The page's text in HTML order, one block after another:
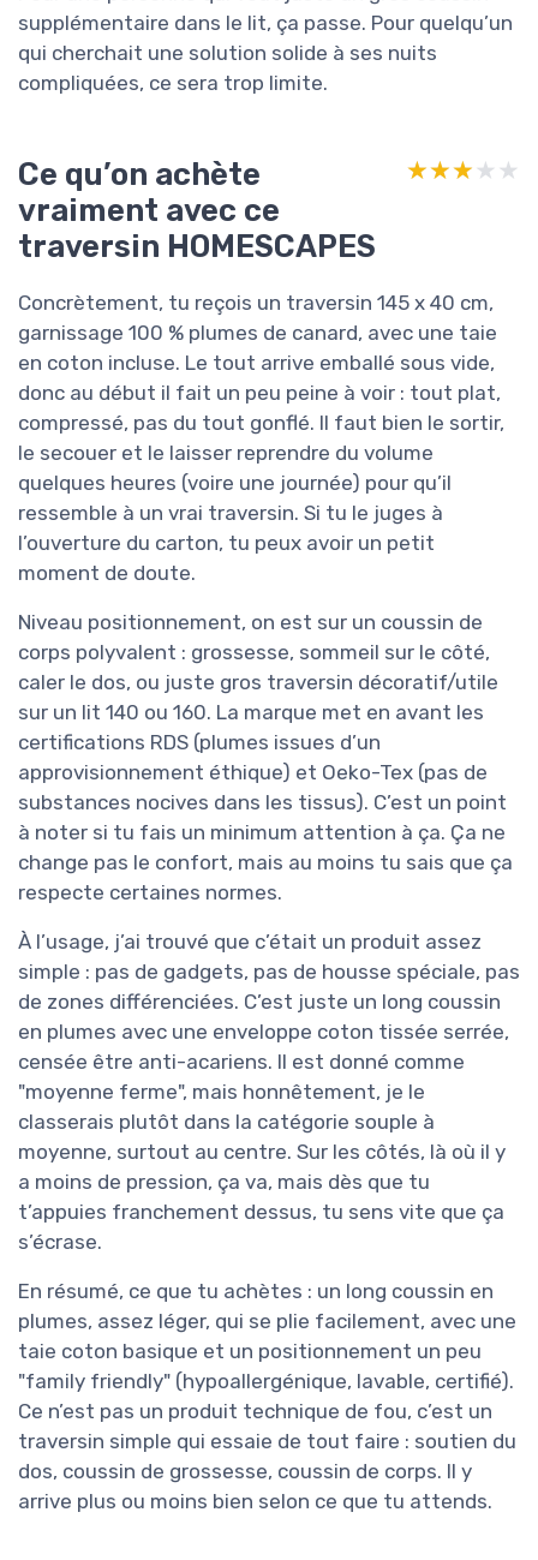
supplémentaire dans le lit, ça passe. Pour quelqu’un
qui cherchait une solution solide à ses nuits
compliquées, ce sera trop limite.
Ce qu’on achète
vraiment avec ce
traversin HOMESCAPES
★★★★★
★★★★★
Concrètement, tu reçois un traversin 145 x 40 cm,
garnissage 100 % plumes de canard, avec une taie
en coton incluse. Le tout arrive emballé sous vide,
donc au début il fait un peu peine à voir : tout plat,
compressé, pas du tout gonflé. Il faut bien le sortir,
le secouer et le laisser reprendre du volume
quelques heures (voire une journée) pour qu’il
ressemble à un vrai traversin. Si tu le juges à
l’ouverture du carton, tu peux avoir un petit
moment de doute.
Niveau positionnement, on est sur un coussin de
corps polyvalent : grossesse, sommeil sur le côté,
caler le dos, ou juste gros traversin décoratif/utile
sur un lit 140 ou 160. La marque met en avant les
certifications RDS (plumes issues d’un
approvisionnement éthique) et Oeko-Tex (pas de
substances nocives dans les tissus). C’est un point
à noter si tu fais un minimum attention à ça. Ça ne
change pas le confort, mais au moins tu sais que ça
respecte certaines normes.
À l’usage, j’ai trouvé que c’était un produit assez
simple : pas de gadgets, pas de housse spéciale, pas
de zones différenciées. C’est juste un long coussin
en plumes avec une enveloppe coton tissée serrée,
censée être anti-acariens. Il est donné comme
"moyenne ferme", mais honnêtement, je le
classerais plutôt dans la catégorie souple à
moyenne, surtout au centre. Sur les côtés, là où il y
a moins de pression, ça va, mais dès que tu
t’appuies franchement dessus, tu sens vite que ça
s’écrase.
En résumé, ce que tu achètes : un long coussin en
plumes, assez léger, qui se plie facilement, avec une
taie coton basique et un positionnement un peu
"family friendly" (hypoallergénique, lavable, certifié).
Ce n’est pas un produit technique de fou, c’est un
traversin simple qui essaie de tout faire : soutien du
dos, coussin de grossesse, coussin de corps. Il y
arrive plus ou moins bien selon ce que tu attends.